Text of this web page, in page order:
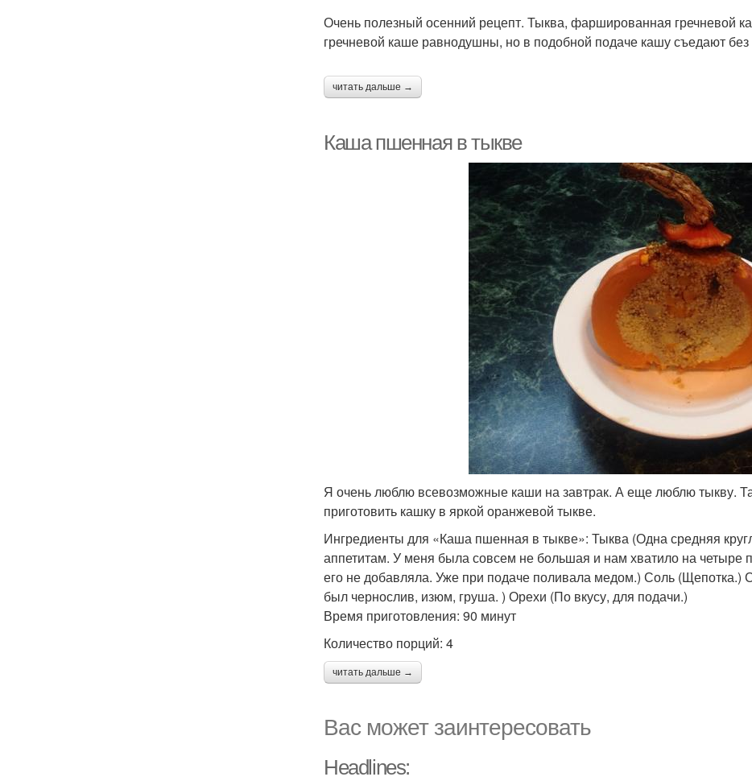
Очень полезный осенний рецепт. Тыква, фаршированная гречневой
гречневой каше равнодушны, но в подобной подаче кашу съедают без
читать дальше →
Каша пшенная в тыкве
Я очень люблю всевозможные каши на завтрак. А еще люблю тыкву.
приготовить кашку в яркой оранжевой тыкве.
Ингредиенты для «Каша пшенная в тыкве»: Тыква (Одна средняя
аппетитам. У меня была совсем не большая и нам хватило на
его не добавляла. Уже при подаче поливала медом.) Соль
был чернослив, изюм, груша. ) Орехи (По вкусу, для подачи.)
Время приготовления: 90 минут
Количество порций: 4
читать дальше →
Вас может заинтересовать
Headlines: